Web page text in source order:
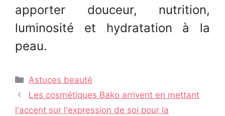
apporter douceur, nutrition,
luminosité et hydratation à la
peau.
Catégories
Astuces beauté
Navigation
des
Les cosmétiques Bako arrivent en mettant
l'accent sur l'expression de soi pour la